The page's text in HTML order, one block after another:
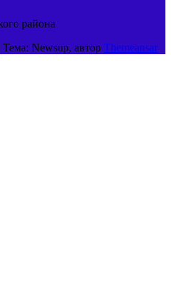
района
Тема: Newsup, автор Themeansar